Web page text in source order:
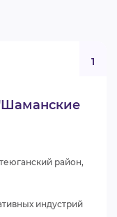
1
район,
индустрий